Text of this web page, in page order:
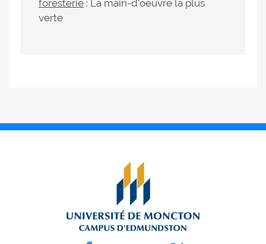
foresterie : La main-d'oeuvre la plus
verte